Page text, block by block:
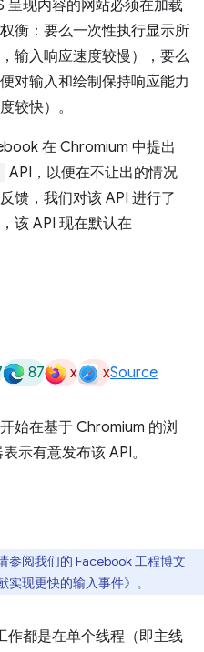
呈现内容的网站必须在加载
衡：要么一次性执行显示所
输入响应速度较慢），要么
对输入和绘制保持响应能力
较快）。
在 Chromium 中提出
API，以便在不让出的情况
馈，我们对该 API 进行了
该 API 现在默认在
87 x xSource
始在基于 Chromium 的浏
示有意发布该 API。
参阅我们的 Facebook 工程博文
实现更快的输入事件》 。
作都是在单个线程（即主线